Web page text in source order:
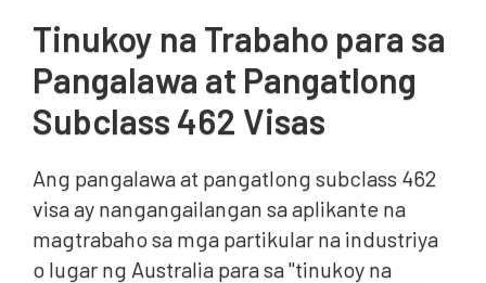
Tinukoy na Trabaho para sa
Pangalawa at Pangatlong
Subclass 462 Visas
Ang pangalawa at pangatlong subclass 462
visa ay nangangailangan sa aplikante na
magtrabaho sa mga partikular na industriya
o lugar ng Australia para sa "tinukoy na